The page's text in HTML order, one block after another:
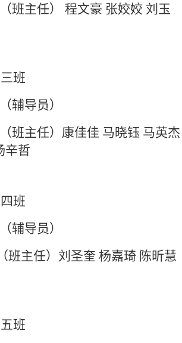
班主任） 程文豪 张姣姣 刘玉
班
辅导员）
班主任）康佳佳 马晓钰 马英杰
辛哲
班
辅导员）
班主任） 刘圣奎 杨嘉琦 陈昕慧
班